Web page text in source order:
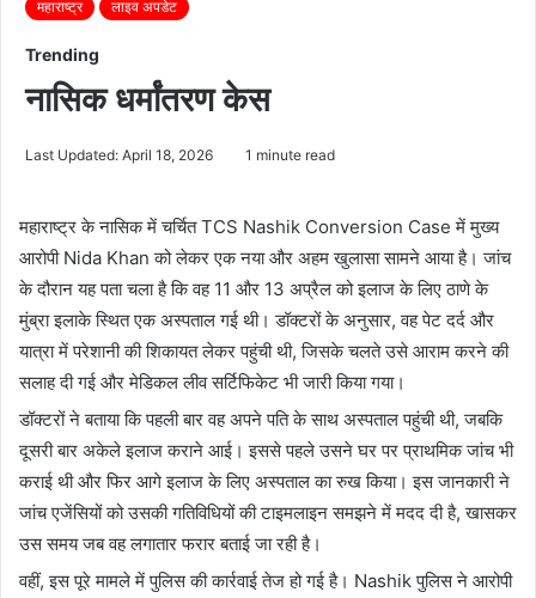
महाराष्ट्र लाइव अपडेट
Trending
नासिक धर्मांतरण केस
Last Updated: April 18, 2026 1 minute read
महाराष्ट्र के नासिक में चर्चितTCS Nashik Conversion Case में मुख्य
आरोपी Nida Khan को लेकर एक नया और अहम खुलासा सामने आया है। जांच
के दौरान यह पता चला है कि वह 11 और 13 अप्रैल को इलाज के लिए ठाणे के
मुंब्रा इलाके स्थित एक अस्पताल गई थी। डॉक्टरों के अनुसार, वह पेट दर्द और
यात्रा में परेशानी की शिकायत लेकर पहुंची थी, जिसके चलते उसे आराम करने की
सलाह दी गई और मेडिकल लीव सर्टिफिकेट भी जारी किया गया।
डॉक्टरों ने बताया कि पहली बार वह अपने पति के साथ अस्पताल पहुंची थी, जबकि
दूसरी बार अकेले इलाज कराने आई। इससे पहले उसने घर पर प्राथमिक जांच भी
कराई थी और फिर आगे इलाज के लिए अस्पताल का रुख किया। इस जानकारी ने
जांच एजेंसियों को उसकी गतिविधियों की टाइमलाइन समझने में मदद दी है, खासकर
उस समय जब वह लगातार फरार बताई जा रही है।
वहीं, इस पूरे मामले में पुलिस की कार्रवाई तेज हो गई है। Nashikपुलिस ने आरोपी